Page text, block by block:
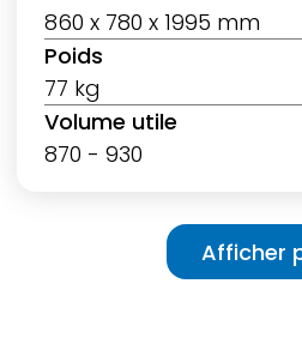
860 x 780 x 1995 mm
Poids
77 kg
Volume utile
870 - 930
Afficher
Afficher